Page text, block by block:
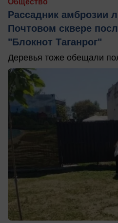
Общество
Рассадник амброзии
Почтовом сквере
"Блокнот Таганрог"
Деревья тоже обещали